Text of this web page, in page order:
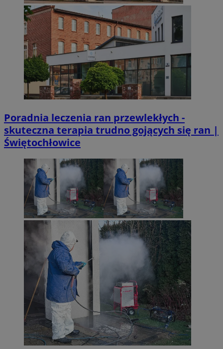
Poradnia leczenia ran przewlekłych -
skuteczna terapia trudno gojących się ran |
Świętochłowice